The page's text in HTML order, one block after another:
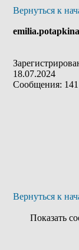
Вернуться к
emilia.potapkina
18.07.2024
Сообщения: 141
Вернуться к
Показать